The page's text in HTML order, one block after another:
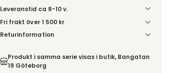
Leveranstid ca 8-10 v.
Fri frakt över 1 500 kr
Välj utförande via 'Gör dina val' för
Returinformation
omfattas därför inte av ångerrätten.
Produkt i samma serie visas i butik, Bangatan
19 Göteborg